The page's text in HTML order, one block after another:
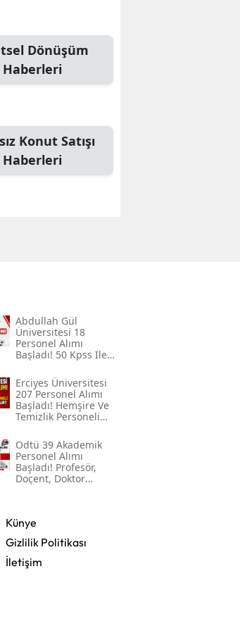
Erzincan
Eskişehir
Gaziantep
Mersin
İstanbul
İzmir
Kars
Kastamonu
Kayseri
Kocaeli
Dönüşüm
Haberleri
Konut Satışı
Haberleri
Abdullah Gül
Üniversitesi 18
Personel Alımı
Başladı! 50 Kpss Ile
Temizlik Personeli
Alınacak
Erciyes Üniversitesi
207 Personel Alımı
Başladı! Hemşire Ve
Temizlik Personeli
Yapılır?
Odtü 39 Akademik
Personel Alımı
Başladı! Profesör,
Doçent, Doktor
Künye
Gizlilik Politikası
İletişim